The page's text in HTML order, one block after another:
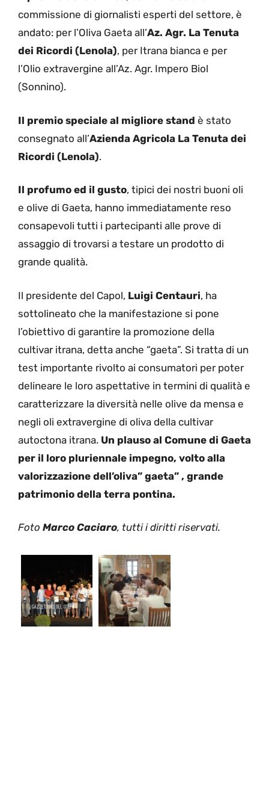
commissione di giornalisti esperti del settore, è
andato: per l’Oliva Gaeta all’Az. Agr. La Tenuta
dei Ricordi (Lenola), per Itrana bianca e per
l’Olio extravergine all’Az. Agr. Impero Biol
(Sonnino).
Il premio speciale al migliore stand è stato
consegnato all’Azienda Agricola La Tenuta dei
Ricordi (Lenola).
Il profumo ed il gusto, tipici dei nostri buoni oli
e olive di Gaeta, hanno immediatamente reso
consapevoli tutti i partecipanti alle prove di
assaggio di trovarsi a testare un prodotto di
grande qualità.
Il presidente del Capol, Luigi Centauri, ha
sottolineato che la manifestazione si pone
l’obiettivo di garantire la promozione della
cultivar itrana, detta anche “gaeta”. Si tratta di un
test importante rivolto ai consumatori per poter
delineare le loro aspettative in termini di qualità e
caratterizzare la diversità nelle olive da mensa e
negli oli extravergine di oliva della cultivar
autoctona itrana. Un plauso al Comune di Gaeta
per il loro pluriennale impegno, volto alla
valorizzazione dell’oliva” gaeta” , grande
patrimonio della terra pontina.
Foto Marco Caciaro, tutti i diritti riservati.